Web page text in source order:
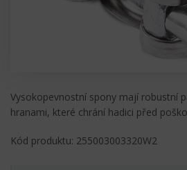
Vysokopevnostní spony mají robustní
hranami, které chrání hadici před
Kód produktu: 255003003320W2